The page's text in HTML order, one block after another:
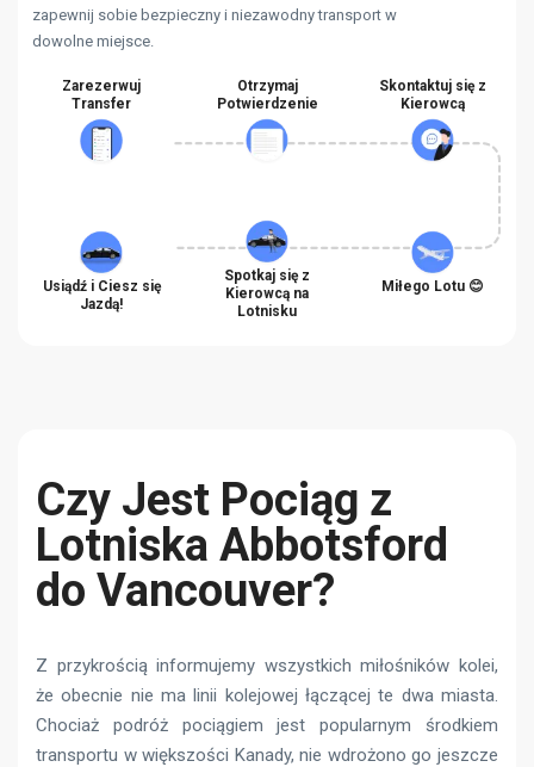
zapewnij sobie bezpieczny i niezawodny transport w
dowolne miejsce.
Zarezerwuj
Transfer
Otrzymaj
Potwierdzenie
Skontaktuj się z
Kierowcą
Usiądź i Ciesz się
Jazdą!
Spotkaj się z
Kierowcą na
Lotnisku
Miłego Lotu 😊
Czy Jest Pociąg z
Lotniska Abbotsford
do Vancouver?
Z przykrością informujemy wszystkich miłośników kolei,
że obecnie nie ma linii kolejowej łączącej te dwa miasta.
Chociaż podróż pociągiem jest popularnym środkiem
transportu w większości Kanady, nie wdrożono go jeszcze